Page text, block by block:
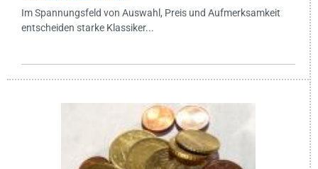
Im Spannungsfeld von Auswahl, Preis und Aufmerksamkeit
entscheiden starke Klassiker...